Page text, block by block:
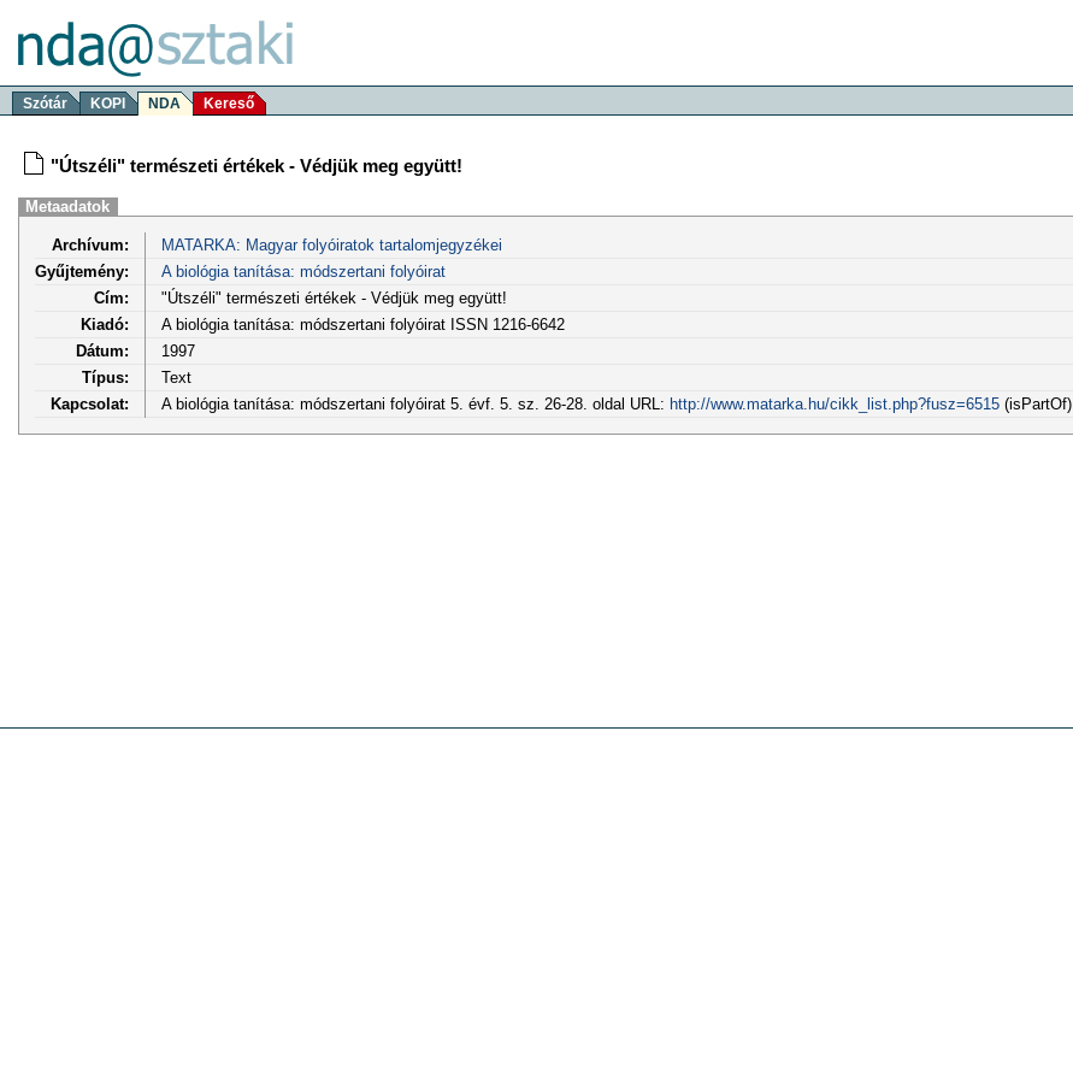
Szótár KOPI NDA Kereső
"Útszéli" természeti értékek - Védjük meg együtt!
Metaadatok
Archívum:
MATARKA: Magyar folyóiratok tartalomjegyzékei
Gyűjtemény:
A biológia tanítása: módszertani folyóirat
Cím:
"Útszéli" természeti értékek - Védjük meg együtt!
Kiadó:
A biológia tanítása: módszertani folyóirat ISSN 1216-6642
Dátum:
1997
Típus:
Text
Kapcsolat:
A biológia tanítása: módszertani folyóirat 5. évf. 5. sz. 26-28. oldal URL: http://www.matarka.hu/cikk_list.php?fusz=6515(isPartOf)